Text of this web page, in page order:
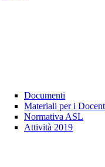
Documenti
Materiali per i
Normativa ASL
Attività 2019